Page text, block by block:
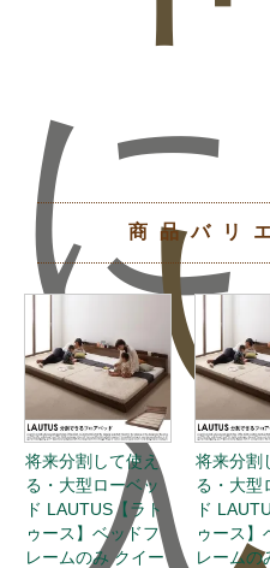
に
商品バリ
将来分割して使え
る・大型ローベッ
ド LAUTUS【ラト
ゥース】ベッドフ
レームのみ クイー
将来分割
る・大型
ド
ゥース】
レームの